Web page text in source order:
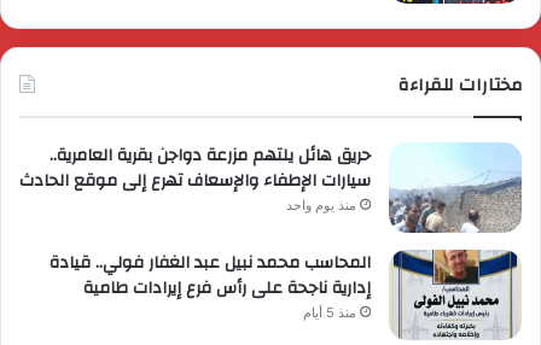
مختارات للقراءة
حريق هائل يلتهم مزرعة دواجن بقرية العامرية..
سيارات الإطفاء والإسعاف تهرع إلى موقع الحادث
منذ يوم واحد
المحاسب محمد نبيل عبد الغفار فولي.. قيادة
إدارية ناجحة على رأس فرع إيرادات طامية
منذ 5 أيام